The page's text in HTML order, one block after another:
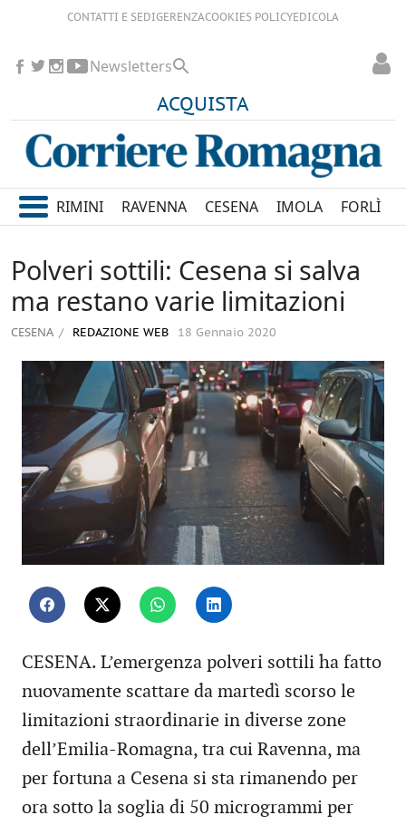
CONTATTI E SEDIGERENZACOOKIES POLICYEDICOLA
ACQUISTA
Newsletters
RIMINI RAVENNA CESENA IMOLA FORLÌ
Polveri sottili: Cesena si salva
ma restano varie limitazioni
CESENA REDAZIONE WEB 18 Gennaio 2020
CESENA. L’emergenza polveri sottili ha fatto
nuovamente scattare da martedì scorso le
limitazioni straordinarie in diverse zone
dell’Emilia-Romagna, tra cui Ravenna, ma
per fortuna a Cesena si sta rimanendo per
ora sotto la soglia di 50 microgrammi per